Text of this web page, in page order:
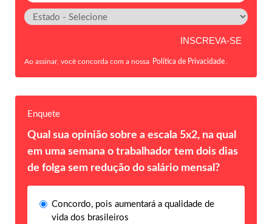
Ao assinar, você concorda com a nossa Política de Privacidade
Enquete
Qual sua opinião sobre a escala 5x2, na qual
em uma semana o trabalhador tem dois dias
de folga sem redução do salário mensal?
Concordo, pois aumentará a qualidade de
vida dos brasileiros